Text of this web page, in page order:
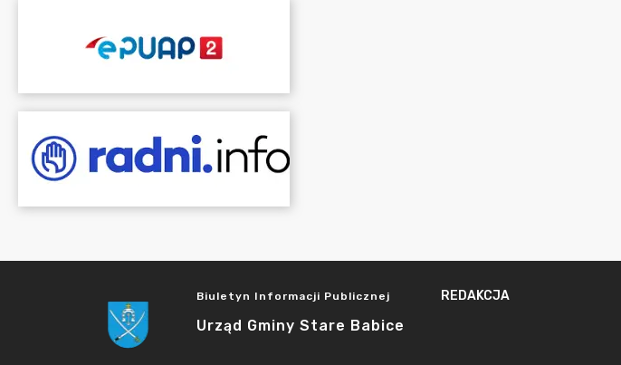
Biuletyn Informacji Publicznej
Urząd Gminy Stare Babice
REDAKCJA